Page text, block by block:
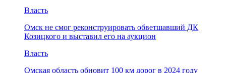
Власть
Омск не смог реконструировать обветшавший ДК
Козицкого и выставил его на аукцион
Власть
Омская область обновит 100 км дорог в 2024 году